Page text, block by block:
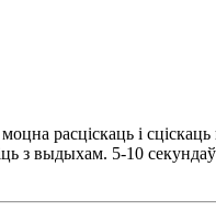
расціскаць і сціскаць
з выдыхам. 5-10